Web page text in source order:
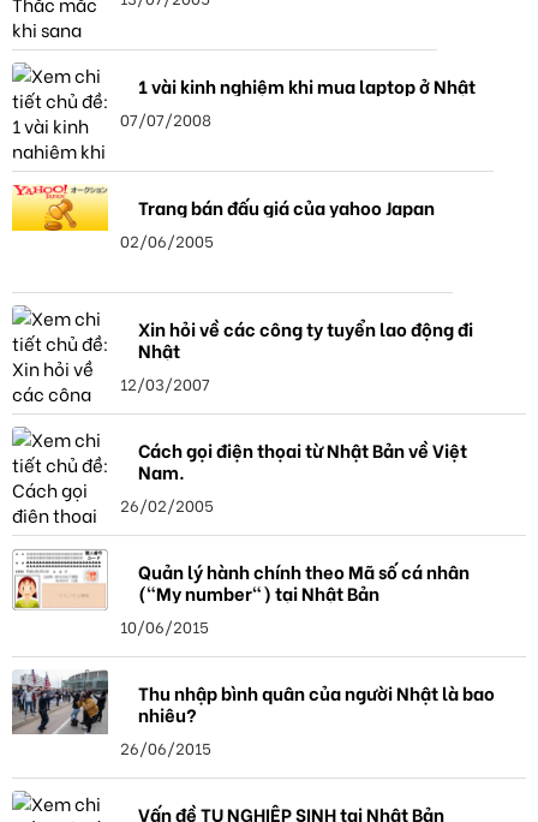
1 vài kinh nghiệm khi mua laptop ở Nhật
07/07/2008
Trang bán đấu giá của yahoo Japan
02/06/2005
Xin hỏi về các công ty tuyển lao động đi
Nhật
12/03/2007
Cách gọi điện thọai từ Nhật Bản về Việt
Nam.
26/02/2005
Quản lý hành chính theo Mã số cá nhân
("My number") tại Nhật Bản
10/06/2015
Thu nhập bình quân của người Nhật là bao
nhiêu?
26/06/2015
Vấn đề TU NGHIỆP SINH tại Nhật Bản